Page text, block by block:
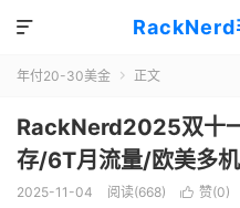
RackNerd

年付20-30美金  正文
RackNerd2025双十
存/6T月流量/欧美多
2025-11-04 阅读(668)  赞(0)